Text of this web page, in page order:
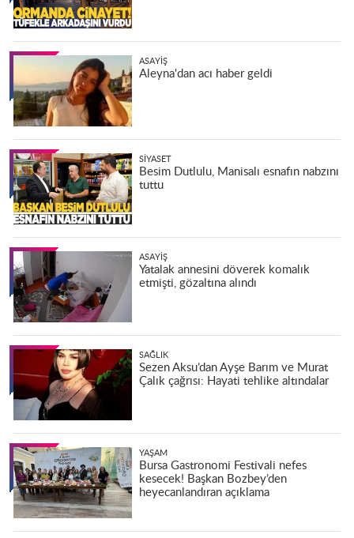
ASAYIŞ
Aleyna'dan acı haber geldi
SIYASET
Besim Dutlulu, Manisalı esnafın nabzını
tuttu
ASAYIŞ
Yatalak annesini döverek komalık
etmişti, gözaltına alındı
SAĞLIK
Sezen Aksu’dan Ayşe Barım ve Murat
Çalık çağrısı: Hayati tehlike altındalar
YAŞAM
Bursa Gastronomi Festivali nefes
kesecek! Başkan Bozbey’den
heyecanlandıran açıklama